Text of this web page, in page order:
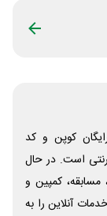
کوپن و کد
است. در حال
کمپین و
آنلاین را به